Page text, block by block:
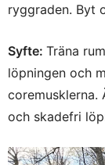
ryggraden. Byt
Syfte: Träna
löpningen och
coremusklerna.
och skadefri